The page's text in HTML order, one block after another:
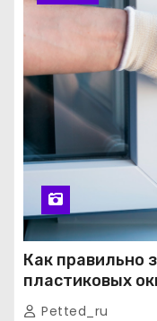
Как правильно
пластиковых
руководство от
Petted_ru